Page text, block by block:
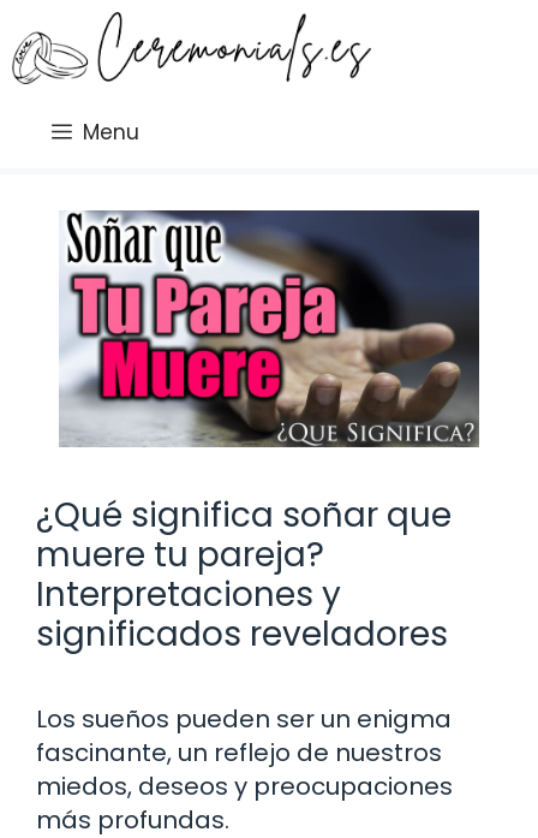
al
contenido
Menu
¿Qué significa soñar que
muere tu pareja?
Interpretaciones y
significados reveladores
Los sueños pueden ser un enigma
fascinante, un reflejo de nuestros
miedos, deseos y preocupaciones
más profundas.